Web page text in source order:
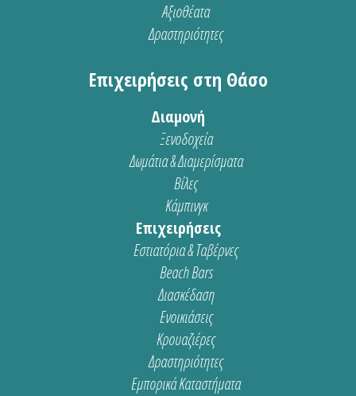
Αξιοθέατα
Δραστηριότητες
Επιχειρήσεις στη Θάσο
Διαμονή
Ξενοδοχεία
Δωμάτια & Διαμερίσματα
Βίλες
Κάμπινγκ
Επιχειρήσεις
Εστιατόρια & Ταβέρνες
Beach Bars
Διασκέδαση
Ενοικιάσεις
Κρουαζιέρες
Δραστηριότητες
Εμπορικά Καταστήματα